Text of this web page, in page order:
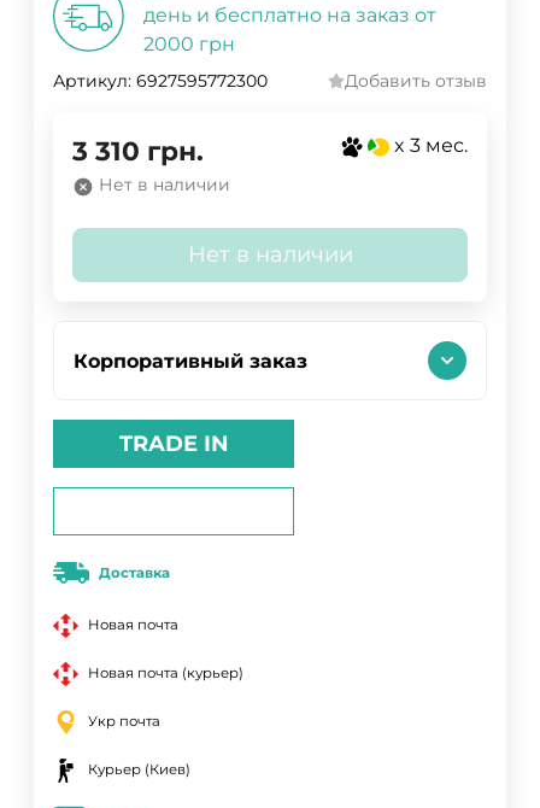
день и бесплатно на заказ от
2000 грн
Артикул: 6927595772300 Добавить отзыв
3 310 грн. x 3 мес.
Нет в наличии
Нет в наличии
Корпоративный заказ
TRADE IN
Доставка
Новая почта
Новая почта (курьер)
Укр почта
Курьер (Киев)